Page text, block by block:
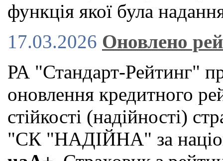
функція якої була
17.03.2026 Оновлено
РА "Стандарт-Рейтинг"
оновлення кредитного
стійкості (надійності)
"СК "НАДІЙНА" за